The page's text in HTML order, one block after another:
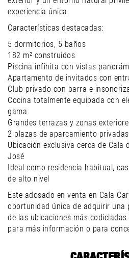
experiencia única.
Características destacadas:
5 dormitorios, 5 baños
182 m² construidos
Piscina infinita con vistas
Apartamento de invitados con
Club privado con barra e
Cocina totalmente equipada con
gama
Grandes terrazas y zonas
2 plazas de aparcamiento privadas
Ubicación exclusiva cerca de Cala
José
Ideal como residencia habitual,
de alto nivel
Este adosado en venta en Cala
oportunidad única de adquirir una
de las ubicaciones más
para más información o para